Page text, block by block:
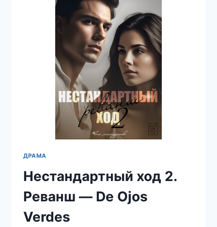
OJOS
VERDES
ДРАМА
Нестандартный ход 2.
Реванш — De Ojos
Verdes